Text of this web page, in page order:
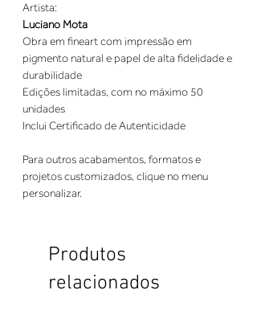
Artista:
Luciano Mota
Obra em fineart com impressão em
pigmento natural e papel de alta fidelidade e
durabilidade
Edições limitadas, com no máximo 50
unidades
Inclui Certificado de Autenticidade
Para outros acabamentos, formatos e
projetos customizados, clique no menu
personalizar.
Produtos
relacionados